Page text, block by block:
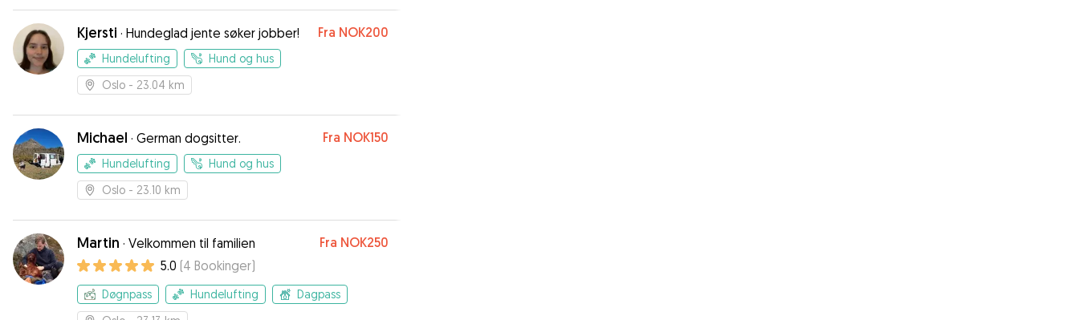
Kjersti · Hundeglad jente søker jobber! Fra NOK200
Hundelufting
Hund og hus
Oslo - 23.04 km
Michael · German dogsitter. Fra NOK150
Hundelufting
Hund og hus
Oslo - 23.10 km
Martin · Velkommen til familien Fra NOK250
5.0 (4 Bookinger)
Døgnpass Hundelufting
Dagpass